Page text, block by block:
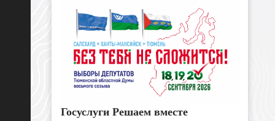
Госуслуги Решаем вместе